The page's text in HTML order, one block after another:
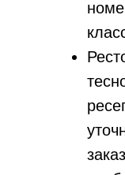
ул. Подъемная,
Независимый
+7 (929) 660-20-25